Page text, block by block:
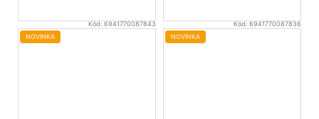
Kód:6941770087843
NOVINKA
Kód:6941770087836
NOVINKA